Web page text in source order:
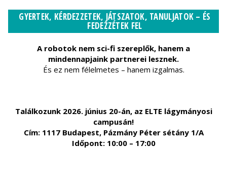
GYERTEK, KÉRDEZZETEK, JÁTSZATOK, TANULJATOK – ÉS
FEDEZZÉTEK FEL
A robotok nem sci-fi szereplők, hanem a
mindennapjaink partnerei lesznek.
És ez nem félelmetes – hanem izgalmas.
Találkozunk 2026. június 20-án, az ELTE lágymányosi
campusán!
Cím: 1117 Budapest, Pázmány Péter sétány 1/A
Időpont: 10:00 – 17:00